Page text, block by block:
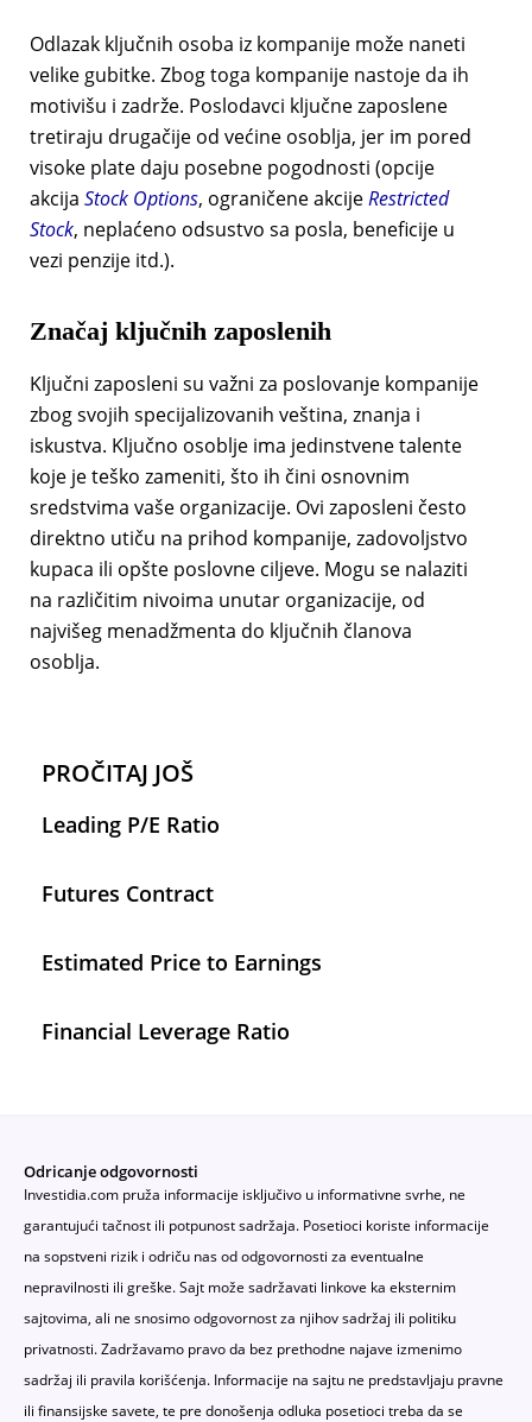
Odlazak ključnih osoba iz kompanije može naneti
velike gubitke. Zbog toga kompanije nastoje da ih
motivišu i zadrže. Poslodavci ključne zaposlene
tretiraju drugačije od većine osoblja, jer im pored
visoke plate daju posebne pogodnosti (opcije
akcija Stock Options, ograničene akcijeRestricted
Stock, neplaćeno odsustvo sa posla, beneficije u
vezi penzije itd.).
Značaj ključnih zaposlenih
Ključni zaposleni su važni za poslovanje kompanije
zbog svojih specijalizovanih veština, znanja i
iskustva. Ključno osoblje ima jedinstvene talente
koje je teško zameniti, što ih čini osnovnim
sredstvima vaše organizacije. Ovi zaposleni često
direktno utiču na prihod kompanije, zadovoljstvo
kupaca ili opšte poslovne ciljeve. Mogu se nalaziti
na različitim nivoima unutar organizacije, od
najvišeg menadžmenta do ključnih članova
osoblja.
PROČITAJ JOŠ
Leading P/E Ratio
Futures Contract
Estimated Price to Earnings
Financial Leverage Ratio
Odricanje odgovornosti
Investidia.com pruža informacije isključivo u informativne svrhe, ne
garantujući tačnost ili potpunost sadržaja. Posetioci koriste informacije
na sopstveni rizik i odriču nas od odgovornosti za eventualne
nepravilnosti ili greške. Sajt može sadržavati linkove ka eksternim
sajtovima, ali ne snosimo odgovornost za njihov sadržaj ili politiku
privatnosti. Zadržavamo pravo da bez prethodne najave izmenimo
sadržaj ili pravila korišćenja. Informacije na sajtu ne predstavljaju pravne
ili finansijske savete, te pre donošenja odluka posetioci treba da se